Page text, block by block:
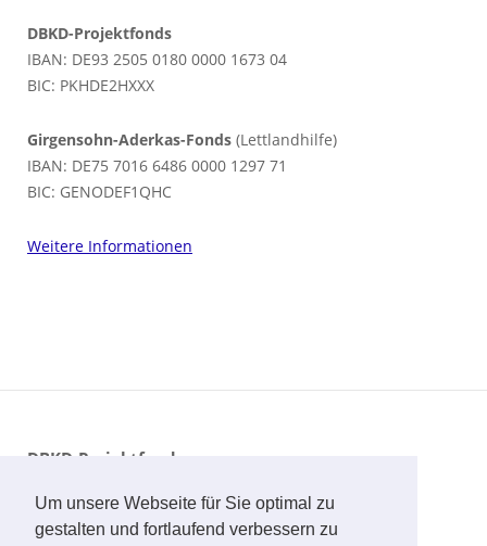
Um unsere Webseite für Sie optimal zu
gestalten und fortlaufend verbessern zu
DBKD-Projektfonds
IBAN: DE93 2505 0180 0000 1673 04
BIC: PKHDE2HXXX
Girgensohn-Aderkas-Fonds (Lettlandhilfe)
IBAN: DE75 7016 6486 0000 1297 71
BIC: GENODEF1QHC
Weitere Informationen
DBKD-Projektfonds
BIC: PKHDE2HXXX